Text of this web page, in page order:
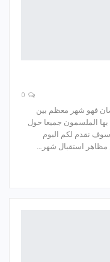
فهو شهر معظم بين
الملسمون جميعا حول
سوف نقدم لكم اليوم
مظاهر استقبال شهر…